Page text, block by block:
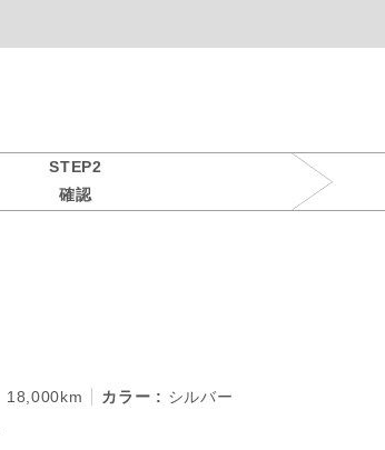
STEP2
確認
18,000km カラー : シルバー